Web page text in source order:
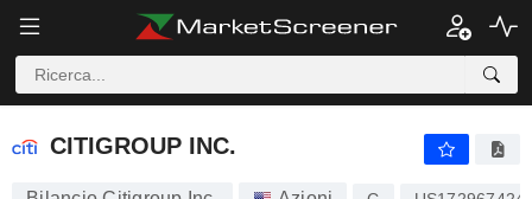
CITIGROUP INC.
CITIGROUP INC.